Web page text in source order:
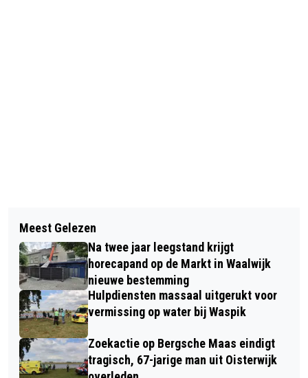
BELEEF EN PROEF DE WONDERLIJKE
WERELD VAN DE BIJEN TIJDENS DE
OPEN IMKERIJDAG
RKC WAALWIJK SPEELT GELIJK
TEGEN JONG AZ IN TWEEDE
OEFENDUEL
Meest Gelezen
Na twee jaar leegstand krijgt
horecapand op de Markt in Waalwijk
nieuwe bestemming
Hulpdiensten massaal uitgerukt voor
vermissing op water bij Waspik
Zoekactie op Bergsche Maas eindigt
tragisch, 67-jarige man uit Oisterwijk